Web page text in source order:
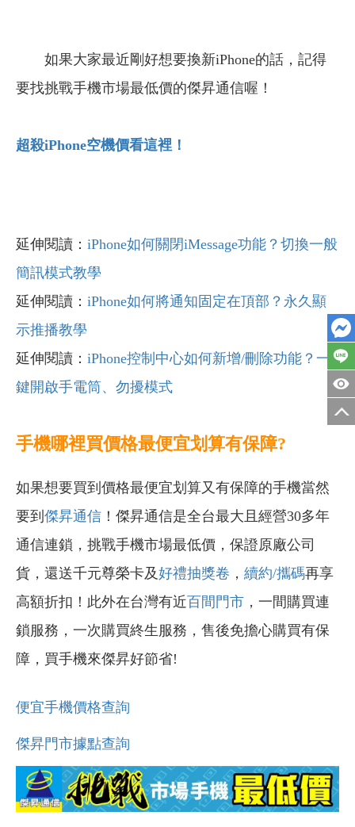
如果大家最近剛好想要換新iPhone的話，記得
要找挑戰手機市場最低價的傑昇通信喔！
超殺iPhone空機價看這裡！
延伸閱讀： iPhone如何關閉iMessage功能？切換一般
簡訊模式教學
延伸閱讀： iPhone如何將通知固定在頂部？永久顯
示推播教學
延伸閱讀： iPhone控制中心如何新增/刪除功能？一
鍵開啟手電筒、勿擾模式
手機哪裡買價格最便宜划算有保障?
如果想要買到價格最便宜划算又有保障的手機當然
要到 傑昇通信 ！傑昇通信是全台最大且經營30多年
通信連鎖，挑戰手機市場最低價，保證原廠公司
貨，還送千元尊榮卡及好禮抽獎卷 ， 續約/攜碼再享
高額折扣！此外在台灣有近百間門市 ，一間購買連
鎖服務，一次購買終生服務，售後免擔心購買有保
障，買手機來傑昇好節省!
便宜手機價格查詢
傑昇門市據點查詢